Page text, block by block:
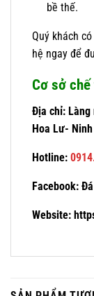
bề thế.
Quý khách
hệ ngay để
Cơ sở
Địa chỉ: Làng
Hoa Lư-
Hotline:
Facebook:
Website: